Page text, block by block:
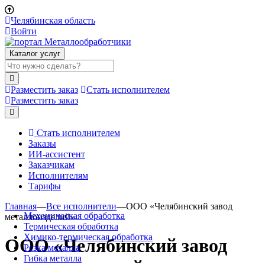
Челябинская область
Войти
Каталог услуг
Разместить заказ
Стать исполнителем
Разместить заказ
Стать исполнителем
Заказы
ИИ-ассистент
Заказчикам
Исполнителям
Тарифы
Механическая обработка
Термическая обработка
Химико-термическая обработка
Резка металла
Гибка металла
Главная—Все исполнители—ООО «Челябинский завод
металлоизделий»
ООО «Челябинский завод